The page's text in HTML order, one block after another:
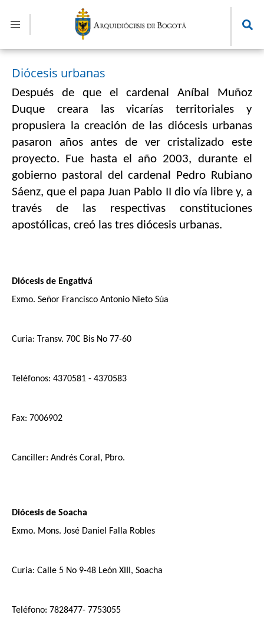
contenido
principal
Diócesis urbanas
Después de que el cardenal Aníbal Muñoz
Duque creara las vicarías territoriales y
propusiera la creación de las diócesis urbanas
pasaron años antes de ver cristalizado este
proyecto. Fue hasta el año 2003, durante el
gobierno pastoral del cardenal Pedro Rubiano
Sáenz, que el papa Juan Pablo II dio vía libre y, a
través de las respectivas constituciones
apostólicas, creó las tres diócesis urbanas.
Diócesis de Engativá
Exmo. Señor Francisco Antonio Nieto Súa
Curia: Transv. 70C Bis No 77-60
Teléfonos: 4370581 - 4370583
Fax: 7006902
Canciller: Andrés Coral, Pbro.
Diócesis de Soacha
Exmo. Mons. José Daniel Falla Robles
Curia: Calle 5 No 9-48 León XIII, Soacha
Teléfono: 7828477- 7753055